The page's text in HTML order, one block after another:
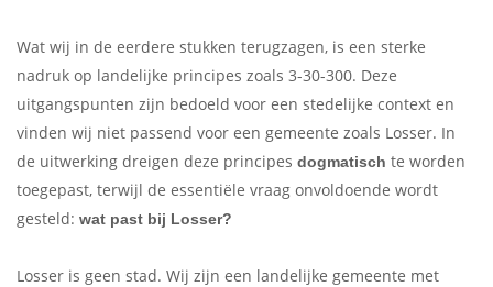
Wat wij in de eerdere stukken terugzagen, is een sterke
nadruk op landelijke principes zoals 3-30-300. Deze
uitgangspunten zijn bedoeld voor een stedelijke context en
vinden wij niet passend voor een gemeente zoals Losser. In
de uitwerking dreigen deze principes dogmatisch te worden
toegepast, terwijl de essentiële vraag onvoldoende wordt
gesteld: wat past bij Losser?
Losser is geen stad. Wij zijn een landelijke gemeente met